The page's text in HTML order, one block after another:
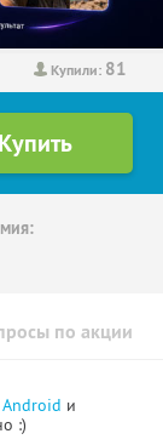
Купили: 81
по акции
Android и
:)